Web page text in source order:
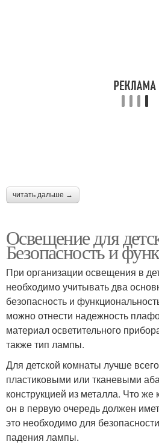
читать дальше →
Освещение для
Безопасность и
При организации освещения в
необходимо учитывать два
безопасность и
можно отнести надежность
материал осветительного
также тип лампы.
Для детской комнаты лучше
пластиковыми или тканевыми
конструкцией из металла. Что же
он в первую очередь должен
это необходимо для
падения лампы.